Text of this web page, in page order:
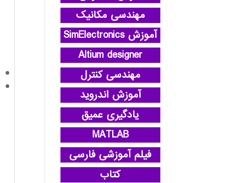
مهندسی مکانیک
آموزش SimElectronics
Altium designer
مهندسی کنترل
آموزش اندروید
یادگیری عمیق
MATLAB
فیلم آموزشی فارسی
کتاب